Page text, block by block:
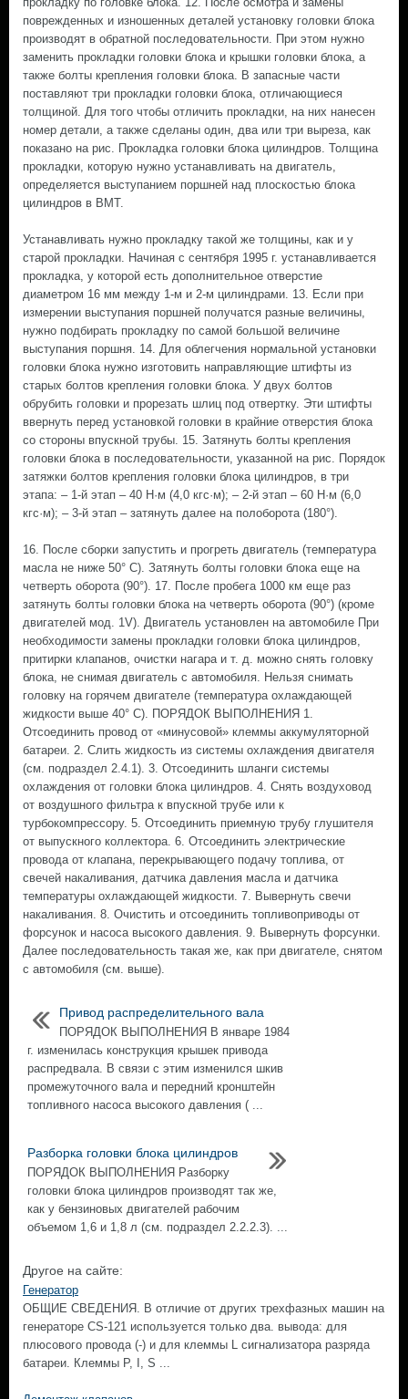
поврежденных и изношенных деталей установку головки блока
производят в обратной последовательности. При этом нужно
заменить прокладки головки блока и крышки головки блока, а
также болты крепления головки блока. В запасные части
поставляют три прокладки головки блока, отличающиеся
толщиной. Для того чтобы отличить прокладки, на них нанесен
номер детали, а также сделаны один, два или три выреза, как
показано на рис. Прокладка головки блока цилиндров. Толщина
прокладки, которую нужно устанавливать на двигатель,
определяется выступанием поршней над плоскостью блока
цилиндров в ВМТ.
Устанавливать нужно прокладку такой же толщины, как и у
старой прокладки. Начиная с сентября 1995 г. устанавливается
прокладка, у которой есть дополнительное отверстие
диаметром 16 мм между 1-м и 2-м цилиндрами. 13. Если при
измерении выступания поршней получатся разные величины,
нужно подбирать прокладку по самой большой величине
выступания поршня. 14. Для облегчения нормальной установки
головки блока нужно изготовить направляющие штифты из
старых болтов крепления головки блока. У двух болтов
обрубить головки и прорезать шлиц под отвертку. Эти штифты
ввернуть перед установкой головки в крайние отверстия блока
со стороны впускной трубы. 15. Затянуть болты крепления
головки блока в последовательности, указанной на рис. Порядок
затяжки болтов крепления головки блока цилиндров, в три
этапа: – 1-й этап – 40 Н·м (4,0 кгс·м); – 2-й этап – 60 Н·м (6,0
кгс·м); – 3-й этап – затянуть далее на полоборота (180°).
16. После сборки запустить и прогреть двигатель (температура
масла не ниже 50° С). Затянуть болты головки блока еще на
четверть оборота (90°). 17. После пробега 1000 км еще раз
затянуть болты головки блока на четверть оборота (90°) (кроме
двигателей мод. 1V). Двигатель установлен на автомобиле При
необходимости замены прокладки головки блока цилиндров,
притирки клапанов, очистки нагара и т. д. можно снять головку
блока, не снимая двигатель с автомобиля. Нельзя снимать
головку на горячем двигателе (температура охлаждающей
жидкости выше 40° С). ПОРЯДОК ВЫПОЛНЕНИЯ 1.
Отсоединить провод от «минусовой» клеммы аккумуляторной
батареи. 2. Слить жидкость из системы охлаждения двигателя
(см. подраздел 2.4.1). 3. Отсоединить шланги системы
охлаждения от головки блока цилиндров. 4. Снять воздуховод
от воздушного фильтра к впускной трубе или к
турбокомпрессору. 5. Отсоединить приемную трубу глушителя
от выпускного коллектора. 6. Отсоединить электрические
провода от клапана, перекрывающего подачу топлива, от
свечей накаливания, датчика давления масла и датчика
температуры охлаждающей жидкости. 7. Вывернуть свечи
накаливания. 8. Очистить и отсоединить топливоприводы от
форсунок и насоса высокого давления. 9. Вывернуть форсунки.
Далее последовательность такая же, как при двигателе, снятом
с автомобиля (см. выше).
Привод распределительного вала
ПОРЯДОК ВЫПОЛНЕНИЯ В январе 1984
г. изменилась конструкция крышек привода
распредвала. В связи с этим изменился шкив
промежуточного вала и передний кронштейн
топливного насоса высокого давления ( ...
Разборка головки блока цилиндров
ПОРЯДОК ВЫПОЛНЕНИЯ Разборку
головки блока цилиндров производят так же,
как у бензиновых двигателей рабочим
объемом 1,6 и 1,8 л (см. подраздел 2.2.2.3). ...
Другое на сайте:
Генератор
ОБЩИЕ СВЕДЕНИЯ. В отличие от других трехфазных машин на
генераторе CS-121 используется только два. вывода: для
плюсового провода (-) и для клеммы L сигнализатора разряда
батареи. Клеммы Р, I, S ...